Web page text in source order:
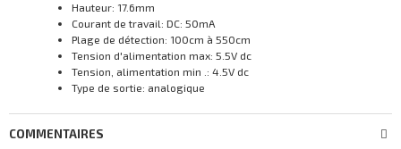
Hauteur: 17.6mm
Courant de travail: DC: 50mA
Plage de détection: 100cm à 550cm
Tension d'alimentation max: 5.5V dc
Tension, alimentation min .: 4.5V dc
Type de sortie: analogique
COMMENTAIRES